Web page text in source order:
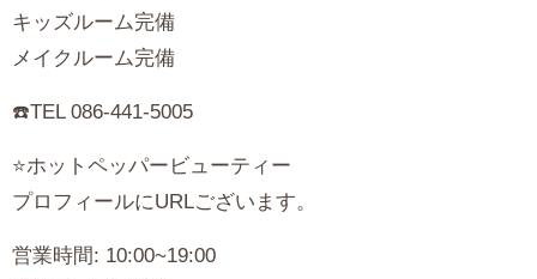
キッズルーム完備
メイクルーム完備
☎️TEL 086-441-5005
⭐️ホットペッパービューティー
プロフィールにURLございます。
営業時間: 10:00~19:00